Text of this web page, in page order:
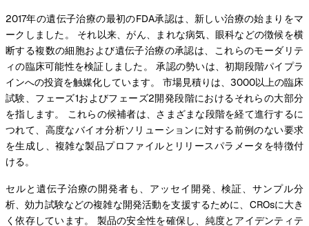
2017年の遺伝子治療の最初のFDA承認は、新しい治療の始まりをマ
ークしました。 それ以来、がん、まれな病気、眼科などの徴候を横
断する複数の細胞および遺伝子治療の承認は、これらのモーダリテ
ィの臨床可能性を検証しました。 承認の勢いは、初期段階パイプラ
インへの投資を触媒化しています。 市場見積りは、3000以上の臨床
試験、フェーズ1およびフェーズ2開発段階におけるそれらの大部分
を指します。 これらの候補者は、さまざまな段階を経て進行するに
つれて、高度なバイオ分析ソリューションに対する前例のない要求
を生成し、複雑な製品プロファイルとリリースパラメータを特徴付
ける。
セルと遺伝子治療の開発者も、アッセイ開発、検証、サンプル分
析、効力試験などの複雑な開発活動を支援するために、CROsに大き
く依存しています。 製品の安全性を確保し、純度とアイデンティテ